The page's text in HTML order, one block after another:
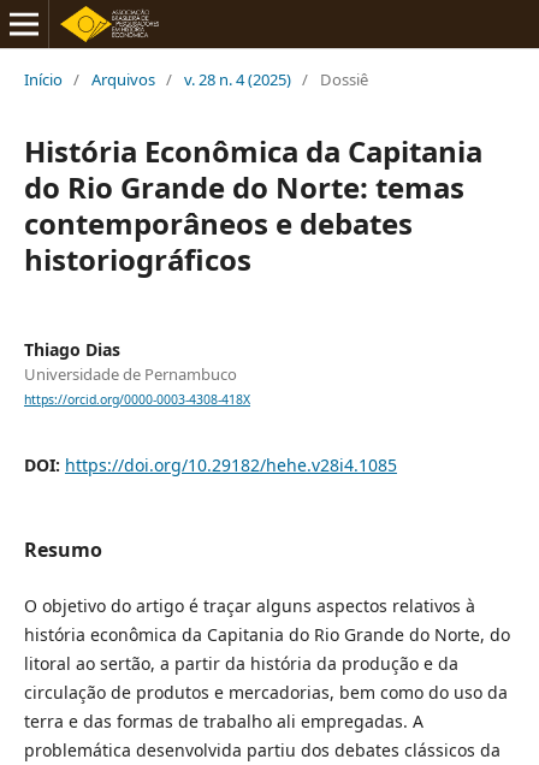
Início / Arquivos / v. 28 n. 4 (2025) / Dossiê
História Econômica da Capitania
do Rio Grande do Norte: temas
contemporâneos e debates
historiográficos
Thiago Dias
Universidade de Pernambuco
https://orcid.org/0000-0003-4308-418X
DOI: https://doi.org/10.29182/hehe.v28i4.1085
Resumo
O objetivo do artigo é traçar alguns aspectos relativos à
história econômica da Capitania do Rio Grande do Norte, do
litoral ao sertão, a partir da história da produção e da
circulação de produtos e mercadorias, bem como do uso da
terra e das formas de trabalho ali empregadas. A
problemática desenvolvida partiu dos debates clássicos da